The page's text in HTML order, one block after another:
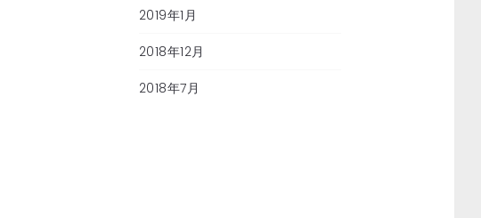
2019年1月
2018年12月
2018年7月